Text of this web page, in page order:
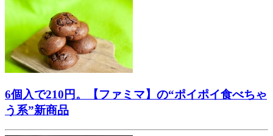
6個入で210円。【ファミマ】の“ポイポイ食べちゃ
う系”新商品